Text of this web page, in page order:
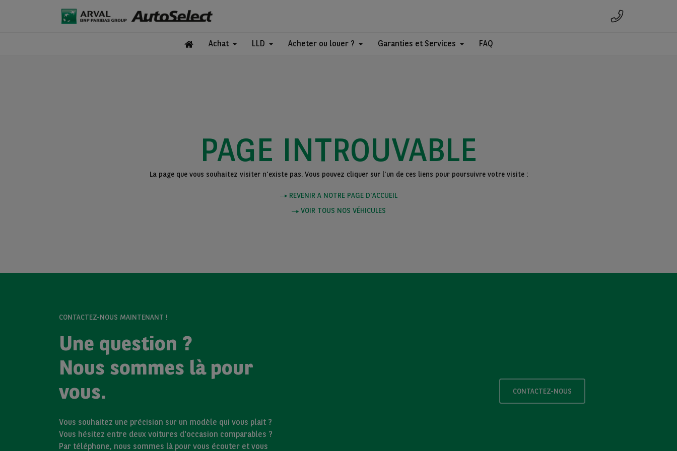
Achat LLD Acheter ou louer ? Garanties et Services FAQ
PAGE INTROUVABLE
La page que vous souhaitez visiter n'existe pas. Vous pouvez cliquer sur l'un de ces liens pour poursuivre votre visite :
REVENIR A NOTRE PAGE D'ACCUEIL
VOIR TOUS NOS VÉHICULES
CONTACTEZ-NOUS MAINTENANT !
Une question ?
Nous sommes là pour
vous.
Vous souhaitez une précision sur un modèle qui vous plait ?
Vous hésitez entre deux voitures d'occasion comparables ?
Par téléphone, nous sommes là pour vous écouter et vous
CONTACTEZ-NOUS